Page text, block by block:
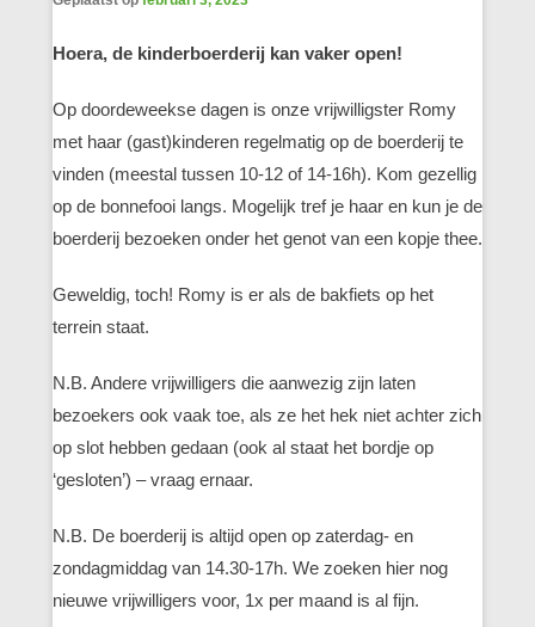
Hoera, de kinderboerderij kan vaker open!
Op doordeweekse dagen is onze vrijwilligster Romy
met haar (gast)kinderen regelmatig op de boerderij te
vinden (meestal tussen 10-12 of 14-16h). Kom gezellig
op de bonnefooi langs. Mogelijk tref je haar en kun je de
boerderij bezoeken onder het genot van een kopje thee.
Geweldig, toch! Romy is er als de bakfiets op het
terrein staat.
N.B. Andere vrijwilligers die aanwezig zijn laten
bezoekers ook vaak toe, als ze het hek niet achter zich
op slot hebben gedaan (ook al staat het bordje op
‘gesloten’) – vraag ernaar.
N.B. De boerderij is altijd open op zaterdag- en
zondagmiddag van 14.30-17h. We zoeken hier nog
nieuwe vrijwilligers voor, 1x per maand is al fijn.